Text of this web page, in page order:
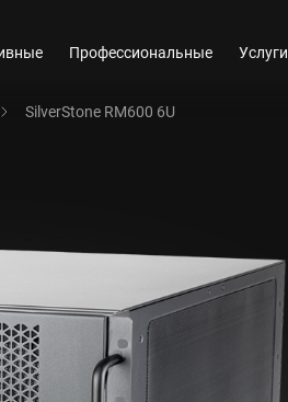
Профессиональные Услуги
SilverStone RM600 6U